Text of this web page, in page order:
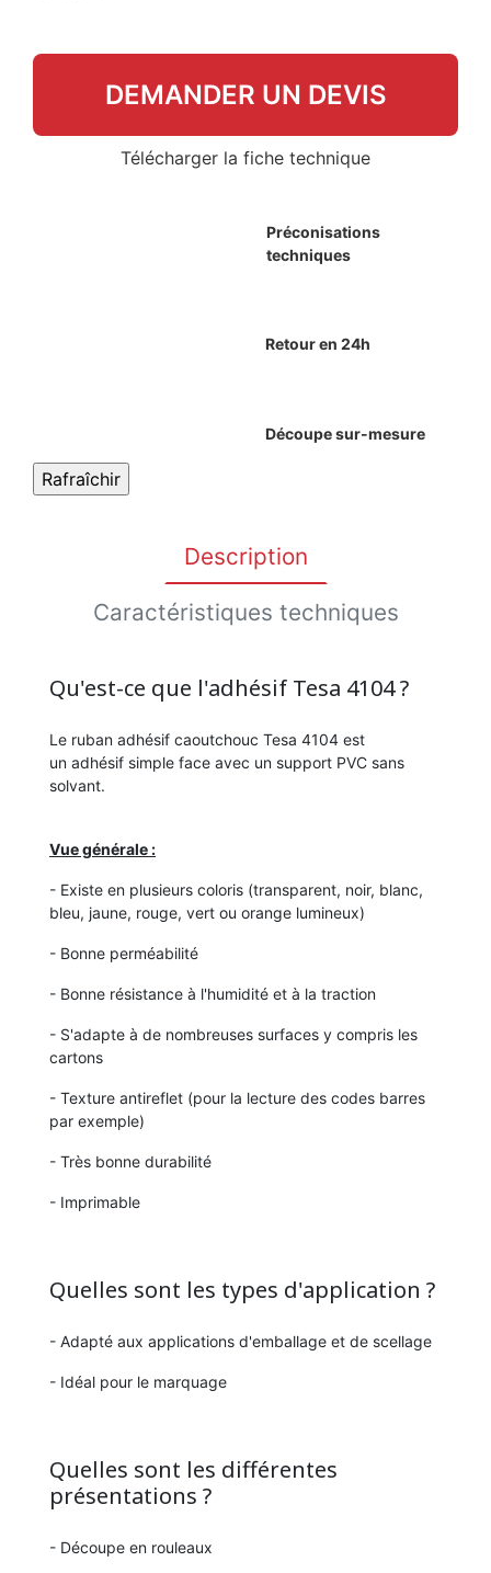
DEMANDER UN DEVIS
Télécharger la fiche technique
Préconisations
techniques
Retour en 24h
Découpe sur-mesure
Description
Caractéristiques techniques
Qu'est-ce que l'adhésif Tesa 4104 ?
Le ruban adhésif caoutchouc Tesa 4104 est
un adhésif simple face avec un support PVC sans
solvant.
Vue générale :
- Existe en plusieurs coloris (transparent, noir, blanc,
bleu, jaune, rouge, vert ou orange lumineux)
- Bonne perméabilité
- Bonne résistance à l'humidité et à la traction
- S'adapte à de nombreuses surfaces y compris les
cartons
- Texture antireflet (pour la lecture des codes barres
par exemple)
- Très bonne durabilité
- Imprimable
Quelles sont les types d'application ?
- Adapté aux applications d'emballage et de scellage
- Idéal pour le marquage
Quelles sont les différentes
présentations ?
- Découpe en rouleaux